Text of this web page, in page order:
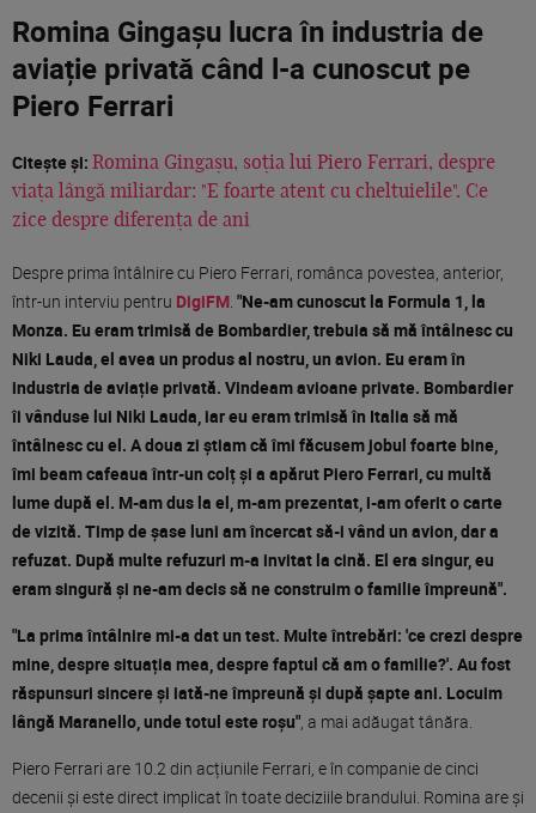
Romina Gingașu lucra în industria de
aviație privată când l-a cunoscut pe
Piero Ferrari
Citește și: Romina Gingașu, soția lui Piero Ferrari, despre
viața lângă miliardar: "E foarte atent cu cheltuielile". Ce
zice despre diferența de ani
Despre prima întâlnire cu Piero Ferrari, românca povestea, anterior,
într-un interviu pentru DigiFM. "Ne-am cunoscut la Formula 1, la
Monza. Eu eram trimisă de Bombardier, trebuia să mă întâlnesc cu
Niki Lauda, el avea un produs al nostru, un avion. Eu eram în
industria de aviație privată. Vindeam avioane private. Bombardier
îi vânduse lui Niki Lauda, iar eu eram trimisă în Italia să mă
întâlnesc cu el. A doua zi știam că îmi făcusem jobul foarte bine,
îmi beam cafeaua într-un colț și a apărut Piero Ferrari, cu multă
lume după el. M-am dus la el, m-am prezentat, i-am oferit o carte
de vizită. Timp de șase luni am încercat să-i vând un avion, dar a
refuzat. După multe refuzuri m-a invitat la cină. El era singur, eu
eram singură și ne-am decis să ne construim o familie împreună".
"La prima întâlnire mi-a dat un test. Multe întrebări: 'ce crezi despre
mine, despre situația mea, despre faptul că am o familie?'. Au fost
răspunsuri sincere și iată-ne împreună și după șapte ani. Locuim
lângă Maranello, unde totul este roșu", a mai adăugat tânăra.
Piero Ferrari are 10.2 din acțiunile Ferrari, e în companie de cinci
decenii și este direct implicat în toate deciziile brandului. Romina are și